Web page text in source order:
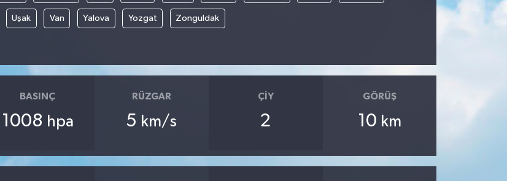
Uşak Van Yalova Yozgat Zonguldak
BASINÇ
1008 hpa
RÜZGAR
5 km/s
ÇIY
2
GÖRÜŞ
10 km